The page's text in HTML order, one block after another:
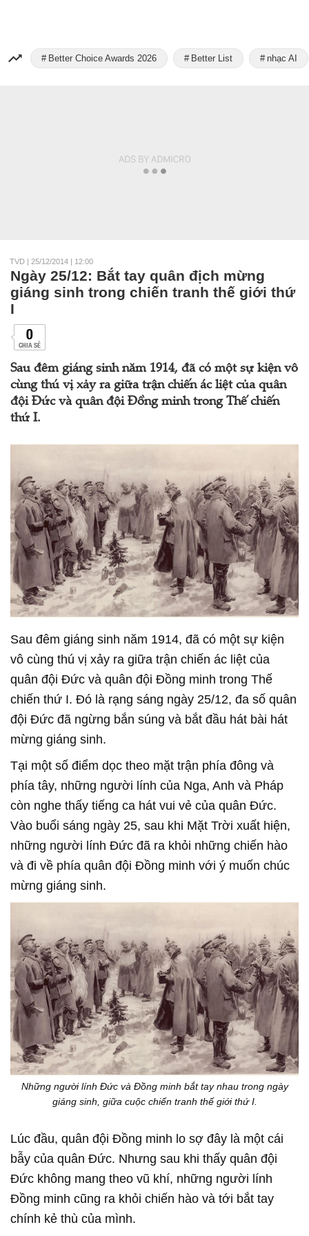
Better Choice Awards 2026 Better List nhạc AI
TVD | 25/12/2014 | 12:00
Ngày 25/12: Bắt tay quân địch mừng
giáng sinh trong chiến tranh thế giới thứ
I
0
CHIA SẺ
Sau đêm giáng sinh năm 1914, đã có một sự kiện vô
cùng thú vị xảy ra giữa trận chiến ác liệt của quân
đội Đức và quân đội Đồng minh trong Thế chiến
thứ I.
Sau đêm giáng sinh năm 1914, đã có một sự kiện
vô cùng thú vị xảy ra giữa trận chiến ác liệt của
quân đội Đức và quân đội Đồng minh trong Thế
chiến thứ I. Đó là rạng sáng ngày 25/12, đa số quân
đội Đức đã ngừng bắn súng và bắt đầu hát bài hát
mừng giáng sinh.
Tại một số điểm dọc theo mặt trận phía đông và
phía tây, những người lính của Nga, Anh và Pháp
còn nghe thấy tiếng ca hát vui vẻ của quân Đức.
Vào buổi sáng ngày 25, sau khi Mặt Trời xuất hiện,
những người lính Đức đã ra khỏi những chiến hào
và đi về phía quân đội Đồng minh với ý muốn chúc
mừng giáng sinh.
Những người lính Đức và Đồng minh bắt tay nhau trong ngày
giáng sinh, giữa cuộc chiến tranh thế giới thứ I.
Lúc đầu, quân đội Đồng minh lo sợ đây là một cái
bẫy của quân Đức. Nhưng sau khi thấy quân đội
Đức không mang theo vũ khí, những người lính
Đồng minh cũng ra khỏi chiến hào và tới bắt tay
chính kẻ thù của mình.